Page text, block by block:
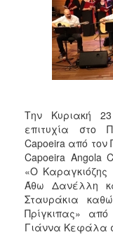
2011
2010
2006
ΔΗΜΟΤΗΣ
ΕΠΙΣΚΕΠΤΗΣ
ΗΡΑΚΛΕΙΟ
Την Κυριακή
επιτυχία στο
Capoeira από τον
Capoeira Angola
«Ο
Άθω Δανέλλη
Σταυράκια
Πρίγκιπας»
Γιάννα Κεφάλα